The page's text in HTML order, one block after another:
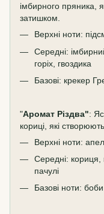
імбирного пряника,
затишком.
Верхні ноти:
Середні:
горіх, гвоздика
Базові: крекер
"Аромат Різдва":
кориці, які
Верхні ноти:
Середні: кориця,
пачулі
Базові ноти: